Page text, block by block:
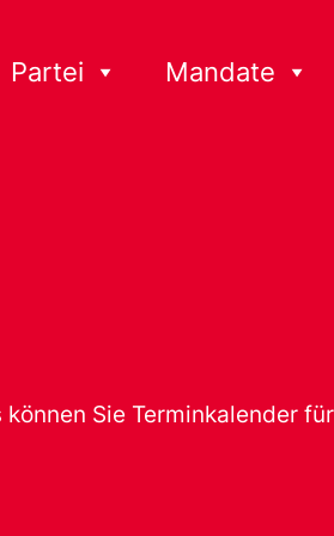
Partei Mandate
Sie Terminkalender